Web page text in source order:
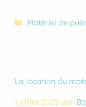
Matériel de
La location du
1 juillet 2025 par